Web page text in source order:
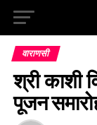
वाराणसी
श्री काशी
पूजन